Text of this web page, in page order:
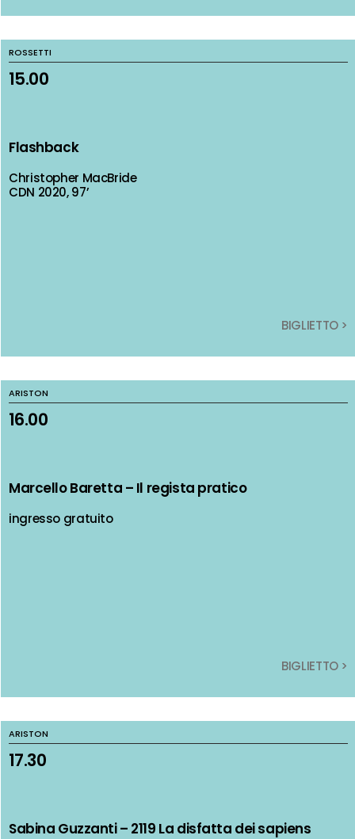
ROSSETTI
15.00
Flashback
Christopher MacBride
CDN 2020, 97’
BIGLIETTO >
ROSSETTI
15.00
Flashback
Christopher MacBride
CDN 2020, 97’
BIGLIETTO >
ARISTON
16.00
Marcello Baretta – Il regista pratico
ingresso gratuito
BIGLIETTO >
ARISTON
16.00
Marcello Baretta – Il regista pratico
ingresso gratuito
BIGLIETTO >
ARISTON
17.30
Sabina Guzzanti – 2119 La disfatta dei sapiens
ARISTON
17.30
Sabina Guzzanti – 2119 La disfatta dei sapiens